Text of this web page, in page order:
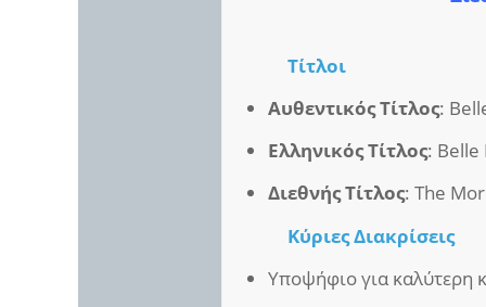
Τίτλοι
Αυθεντικός Τίτλος:
Ελληνικός Τίτλος: Belle
Διεθνής Τίτλος: The
Κύριες Διακρίσεις
Υποψήφιο για καλύτερη